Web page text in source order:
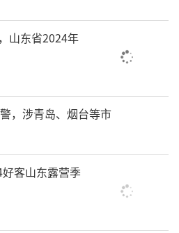
山东省2024年
，涉青岛、烟台等市
客山东露营季